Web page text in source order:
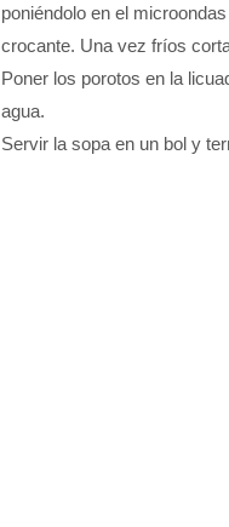
poniéndolo en el
crocante. Una vez fríos
Poner los porotos en la
agua.
Servir la sopa en un bol y